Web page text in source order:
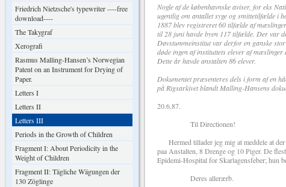
Friedrich Nietzsche's typewriter ----free
download----
The Takygraf
Xerografi
Rasmus Malling-Hansen’s Norwegian
Patent on an Instrument for Drying of
Paper.
Letters I
Letters II
Letters III
Periods in the Growth of Children
Fragment I: About Periodicity in the
Weight of Children
Fragment II: Tägliche Wägungen der
130 Zöglinge
Nogle af de københavnske aviser, for eks
ugentlig om antallet syge og smittetilfælde i
1887 blev registreret 60 tilfælde af
til 28 juni havde byen 117 tilfælde. Der var
Døvstummeinstitut var derfor en ganske
døde ingen af instituttets elever af
Dette år havde anstalten 86 elever.
Dokumentet præsenteres dels i form af en
på Rigsarkivet blandt Malling-Hansens
20.6.87.
Til Directionen!
Hermed tillader jeg mig at meddele at
paa Anstalten, 8 Drenge og 10 Piger. De
Epidemi-Hospital for Skarlagensfeber; hun
Deres allerærb.